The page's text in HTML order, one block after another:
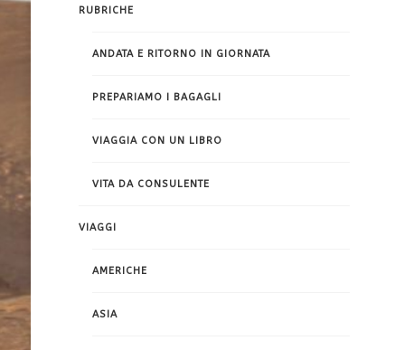
RUBRICHE
ANDATA E RITORNO IN GIORNATA
PREPARIAMO I BAGAGLI
VIAGGIA CON UN LIBRO
VITA DA CONSULENTE
VIAGGI
AMERICHE
ASIA